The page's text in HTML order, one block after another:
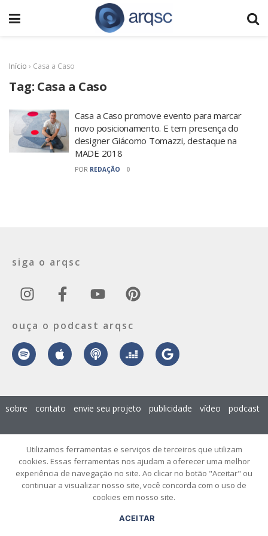
Início › Casa a Caso
Tag: Casa a Caso
Casa a Caso promove evento para marcar
novo posicionamento. E tem presença do
designer Giácomo Tomazzi, destaque na
MADE 2018
POR REDAÇÃO 0
siga o arqsc
ouça o podcast arqsc
Santa Catarina – Todos os Direitos Reservados.
sobre contato envie seu projeto publicidade vídeo podcast
Utilizamos ferramentas e serviços de terceiros que utilizam
cookies. Essas ferramentas nos ajudam a oferecer uma melhor
experiência de navegação no site. Ao clicar no botão "Aceitar" ou
continuar a visualizar nosso site, você concorda com o uso de
cookies em nosso site.
ACEITAR